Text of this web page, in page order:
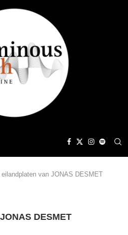
eilandplaten van JONAS DESMET
DESMET